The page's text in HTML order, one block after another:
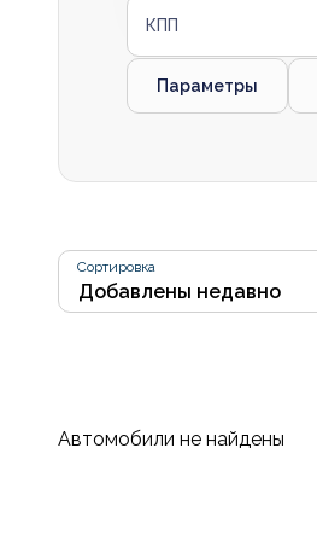
КПП
Параметры
Сортировка
Автомобили не найдены